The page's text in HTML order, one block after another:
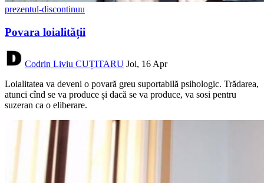
prezentul-discontinuu
Povara loialității
Codrin Liviu CUȚITARU Joi, 16 Apr
Loialitatea va deveni o povară greu suportabilă psihologic. Trădarea,
atunci cînd se va produce și dacă se va produce, va sosi pentru
suzeran ca o eliberare.